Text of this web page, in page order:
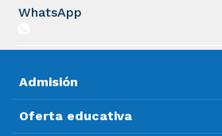
WhatsApp
Admisión
Oferta educativa